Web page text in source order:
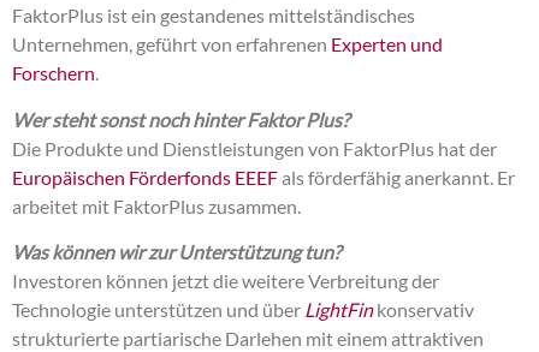
FaktorPlus ist ein gestandenes mittelständisches
Unternehmen, geführt von erfahrenen Experten und
Forschern.
Wer steht sonst noch hinter Faktor Plus?
Die Produkte und Dienstleistungen von FaktorPlus hat der
Europäischen Förderfonds EEEFals förderfähig anerkannt. Er
arbeitet mit FaktorPlus zusammen.
Was können wir zur Unterstützung tun?
Investoren können jetzt die weitere Verbreitung der
Technologie unterstützen und über LightFinkonservativ
strukturierte partiarische Darlehen mit einem attraktiven